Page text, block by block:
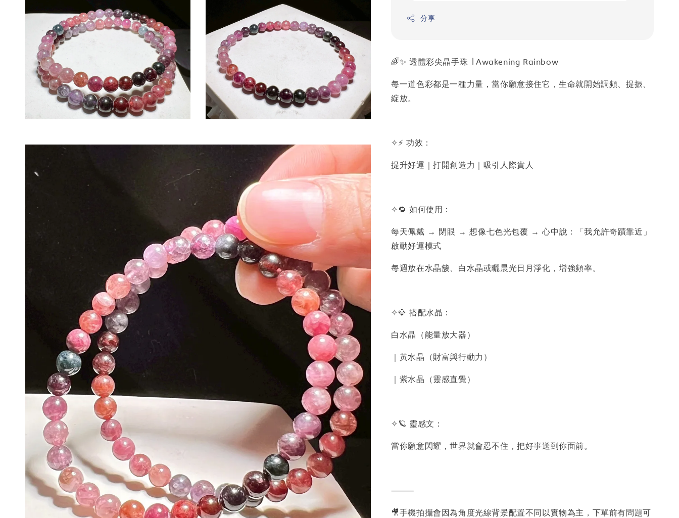
分享
🌈✨ 透體彩尖晶手珠 ∣ Awakening Rainbow
每一道色彩都是一種力量，當你願意接住它，生命就開始調頻、提振、
綻放。
✧⚡ 功效：
提升好運｜打開創造力｜吸引人際貴人
✧🔁 如何使用：
每天佩戴 → 閉眼 → 想像七色光包覆 → 心中說：「我允許奇蹟靠近」
啟動好運模式
每週放在水晶簇、白水晶或曬晨光日月淨化，增強頻率。
✧💎 搭配水晶：
白水晶（能量放大器）
｜黃水晶（財富與行動力）
｜紫水晶（靈感直覺）
✧🪐 靈感文：
當你願意閃耀，世界就會忍不住，把好事送到你面前。
⸻
🎥手機拍攝會因為角度光線背景配置不同以實物為主，下單前有問題可